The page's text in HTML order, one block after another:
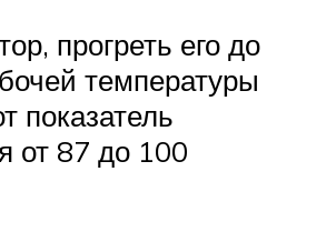
прогреть его до
температуры
показатель
от 87 до 100